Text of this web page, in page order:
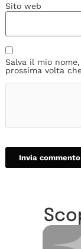
Sito web
Salva il mio
prossima volta